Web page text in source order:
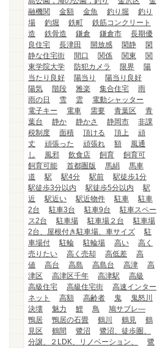
融機関
金額 金魚 釣り堀
釣り
場
釣堀 鉄町
鉄筋コンクリート
造
鉄骨造 鎌倉 鎌倉市
長期優
良住宅
長津田 開放感 閑静
閑
静な住宅街
間口 関係 関東
関
東学院大学
防犯カメラ 限界
陽
当たり良好
陽当り
陽当り良好
陽気
階段 雅楽 集合住宅
雨
雨の日
雪 雲
電動シャッター
電子キー
電車 需要 青葉区
青
葉台
静か 静かさ 静岡市
非課
税制度
面積 頂ける 頂上
頑
丈
頑張った 頑張れ 額
風通
し
風邪 飲食店 飼育
飼育可
飼育可能
首都圏版 馬絹
馬車
道
駅 駅4分 駅前
駅徒歩1分
駅徒歩3分以内
駅徒歩5分以内
駅
近
駅近い 駅近物件 駐車
駐車
2台
駐車3台 駐車9台
駐車スペー
ス2台
駐車場 駐車場２台
駐車場
2台、屋根付き駐車場、車サイズ
駐
車場付
駐輪 駐輪場 高い
高く
売りたい
高く売却 高低差
高
値
高台 高島 高島台 高津
高
津区
高津区千年 高津駅
高級
高級住宅
高級住宅街
高速インター
ネット
高額 高齢者 鬼
鬼怒川
決壊
魅力 鯉 鳥
鳩サブレ―
鴨居
鴨居の石畳 鶴川 鶴見
鶴
見区
鶴間 鷺沼
鷺沼、徒歩圏、
分譲、２LDK、リノベーション、
鷺